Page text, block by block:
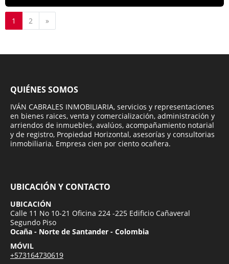
1 2 »
QUIÉNES SOMOS
IVÁN CABRALES INMOBILIARIA, servicios y representaciones
en bienes raices, venta y comercialización, administración y
arriendos de inmuebles, avalúos, acompañamiento notarial
y de registro, Propiedad Horizontal, asesorías y consultorias
inmobiliaria. Empresa cien por ciento ocañera.
UBICACIÓN Y CONTACTO
UBICACIÓN
Calle 11 No 10-21 Oficina 224 -225 Edificio Cañaveral
Segundo Piso
Ocaña - Norte de Santander - Colombia
MÓVIL
+573164730619